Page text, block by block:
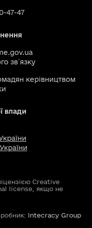
47-47
зв`язку
керівництвом
влади
Creative
license, якщо не
Intecracy Group